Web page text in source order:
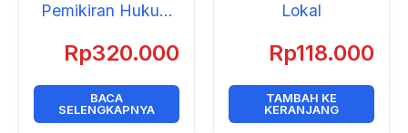
Pemikiran Hukum
Pembangunan
Rp320.000
BACA
SELENGKAPNYA
Lokal
Rp118.000
TAMBAH KE
KERANJANG